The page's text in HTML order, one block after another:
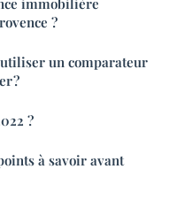
?
un comparateur
?
?
à savoir avant